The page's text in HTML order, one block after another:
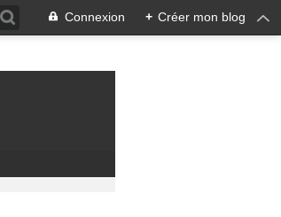
Connexion + Créer mon blog